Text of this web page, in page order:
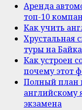
Аренда
топ-10
Как учить
Хрустальная
туры на
Как устроен
почему этот
Полный план
английскому
экзамена